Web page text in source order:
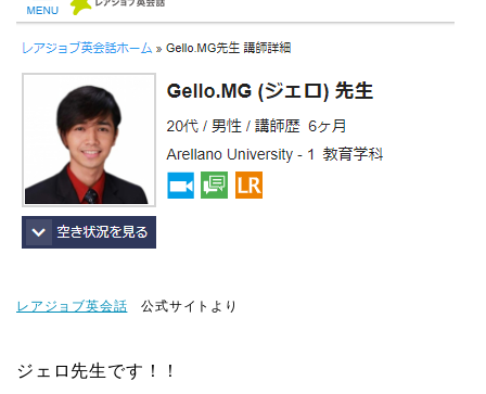
レアジョブ英会話 公式サイトより
ジェロ先生です！！